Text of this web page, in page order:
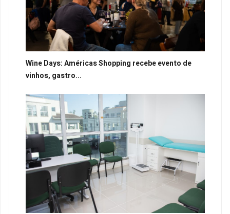
Wine Days: Américas Shopping recebe evento de
vinhos, gastro...